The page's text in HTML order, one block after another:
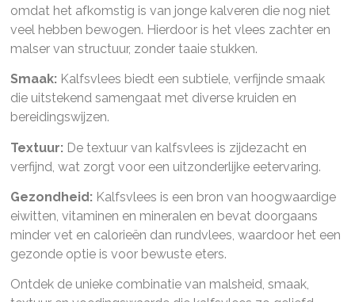
omdat het afkomstig is van jonge kalveren die nog niet
veel hebben bewogen. Hierdoor is het vlees zachter en
malser van structuur, zonder taaie stukken.
Smaak: Kalfsvlees biedt een subtiele, verfijnde smaak
die uitstekend samengaat met diverse kruiden en
bereidingswijzen.
Textuur: De textuur van kalfsvlees is zijdezacht en
verfijnd, wat zorgt voor een uitzonderlijke eetervaring.
Gezondheid: Kalfsvlees is een bron van hoogwaardige
eiwitten, vitaminen en mineralen en bevat doorgaans
minder vet en calorieën dan rundvlees, waardoor het een
gezonde optie is voor bewuste eters.
Ontdek de unieke combinatie van malsheid, smaak,